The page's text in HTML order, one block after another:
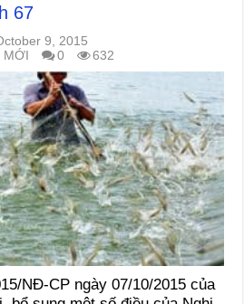
67
9, 2015
MỚI
0 632
NĐ-CP ngày 07/10/2015 của